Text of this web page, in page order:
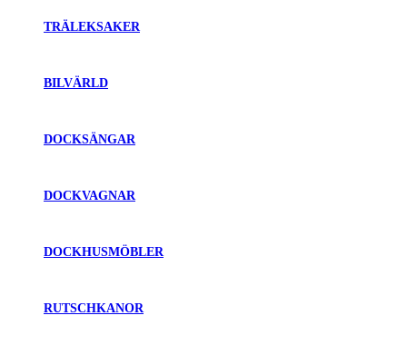
TRÄLEKSAKER
BILVÄRLD
DOCKSÄNGAR
DOCKVAGNAR
DOCKHUSMÖBLER
RUTSCHKANOR